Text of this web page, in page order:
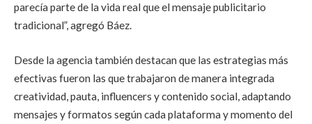
parecía parte de la vida real que el mensaje publicitario
tradicional”, agregó Báez.
Desde la agencia también destacan que las estrategias más
efectivas fueron las que trabajaron de manera integrada
creatividad, pauta, influencers y contenido social, adaptando
mensajes y formatos según cada plataforma y momento del